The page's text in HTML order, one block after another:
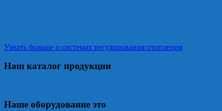
Узнать больше о системах регулирования отопления
Наш каталог продукции
Наше оборудование это